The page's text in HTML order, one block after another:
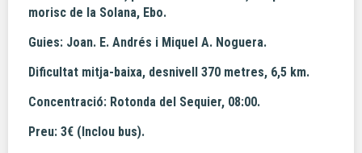
morisc de la Solana, Ebo.
Guies: Joan. E. Andrés i Miquel A. Noguera.
Dificultat mitja-baixa, desnivell 370 metres, 6,5 km.
Concentració: Rotonda del Sequier, 08:00.
Preu: 3€ (Inclou bus).